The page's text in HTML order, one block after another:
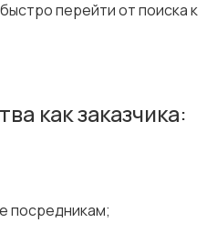
перейти от поиска к
как заказчика:
посредникам;